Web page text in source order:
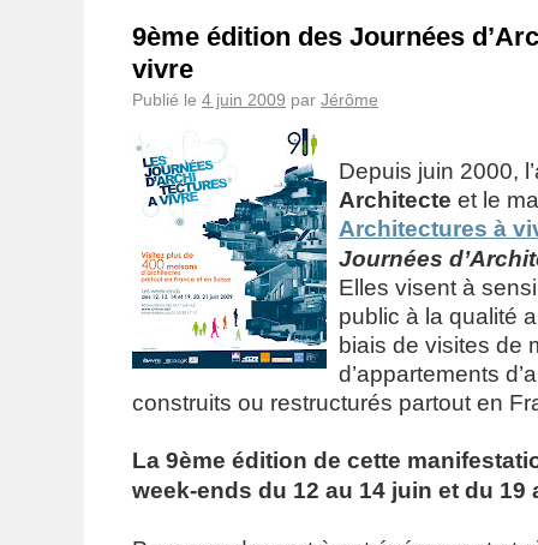
9ème édition des Journées
vivre
Publié le 4 juin 2009 par Jérôme
Depuis juin 2000,
Architecte et le
Architectures à
Journées
Elles visent à
public à la qualité
biais de visites de
d’appartements
construits ou restructurés partout en
La 9ème édition de cette
week-ends du 12 au 14 juin et du 19